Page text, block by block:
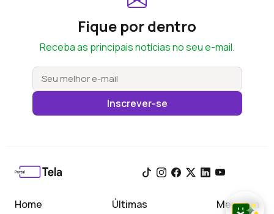
Fique por dentro
Receba as principais notícias no seu e-mail.
Inscrever-se
Home Últimas Meu Tela